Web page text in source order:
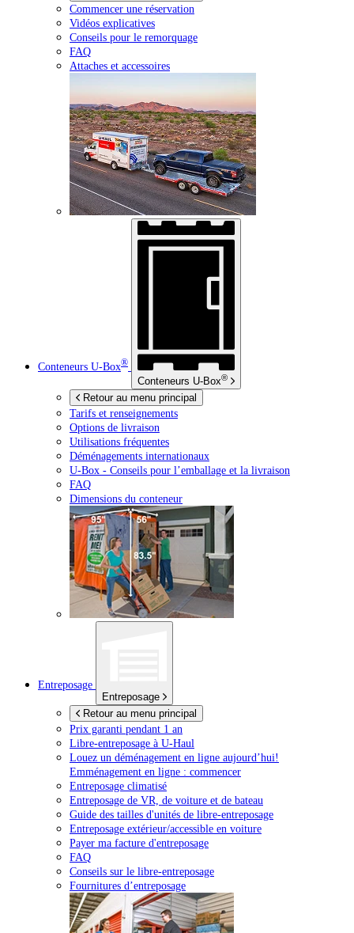
Commencer une réservation
Vidéos explicatives
Conseils pour le remorquage
FAQ
Attaches et accessoires
Conteneurs U-Box®
Conteneurs U-Box®
Retour au menu principal
Tarifs et renseignements
Options de livraison
Utilisations fréquentes
Déménagements internationaux
U-Box - Conseils pour l’emballage et la livraison
FAQ
Dimensions du conteneur
Entreposage
Entreposage
Retour au menu principal
Prix garanti pendant 1 an
Libre-entreposage à U-Haul
Louez un déménagement en ligne aujourd’hui!
Emménagement en ligne : commencer
Entreposage climatisé
Entreposage de VR, de voiture et de bateau
Guide des tailles d'unités de libre-entreposage
Entreposage extérieur/accessible en voiture
Payer ma facture d'entreposage
FAQ
Conseils sur le libre-entreposage
Fournitures d’entreposage